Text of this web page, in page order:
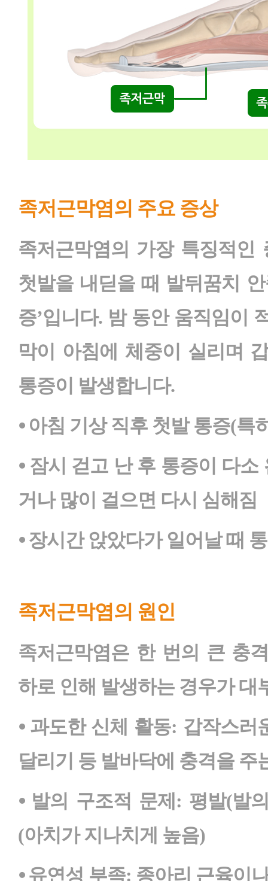
족저근막염의 주요 증상
족저근막염의 가장 특징적인
첫발을 내딛을 때 발뒤꿈치
증’입니다. 밤 동안 움직임이
막이 아침에 체중이 실리며
통증이 발생합니다.
⦁ 아침 기상 직후 첫발 통증(특
⦁ 잠시 걷고 난 후 통증이 다
거나 많이 걸으면 다시 심해짐
⦁ 장시간 앉았다가 일어날 때
족저근막염의 원인
족저근막염은 한 번의 큰 충
하로 인해 발생하는 경우가 대
⦁ 과도한 신체 활동: 갑작스러
달리기 등 발바닥에 충격을 주
⦁ 발의 구조적 문제: 평발(발
(아치가 지나치게 높음)
⦁ 유연성 부족: 종아리 근육이